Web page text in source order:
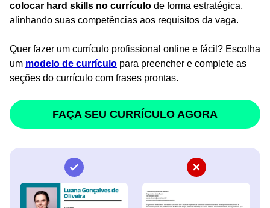
colocar hard skills no currículo de forma estratégica,
alinhando suas competências aos requisitos da vaga.
Quer fazer um currículo profissional online e fácil? Escolha
um modelo de currículo para preencher e complete as
seções do currículo com frases prontas.
FAÇA SEU CURRÍCULO AGORA